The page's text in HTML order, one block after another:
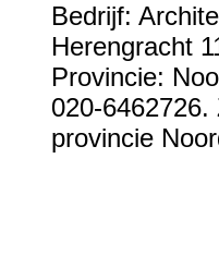
Bedrijf:
Herengracht
Provincie:
020-6462726.
provincie